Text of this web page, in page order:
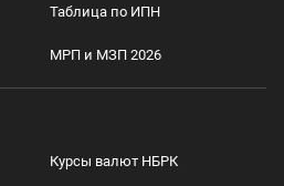
Таблица по ИПН
МРП и МЗП 2026
Курсы валют НБРК